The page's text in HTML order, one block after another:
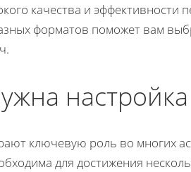
качества и эффективности
форматов поможет вам
ключевую роль во многих
для достижения